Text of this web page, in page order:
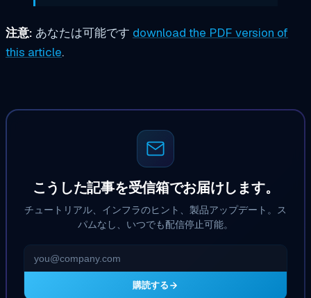
注意: あなたは可能です download the PDF version of
this article.
こうした記事を受信箱でお届けします。
チュートリアル、インフラのヒント、製品アップデート。ス
パムなし、いつでも配信停止可能。
購読する